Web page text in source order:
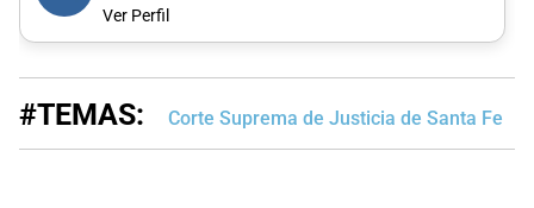
Ver Perfil
#TEMAS: Corte Suprema de Justicia de Santa Fe